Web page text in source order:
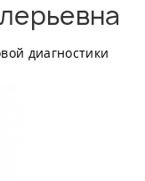
диагностики